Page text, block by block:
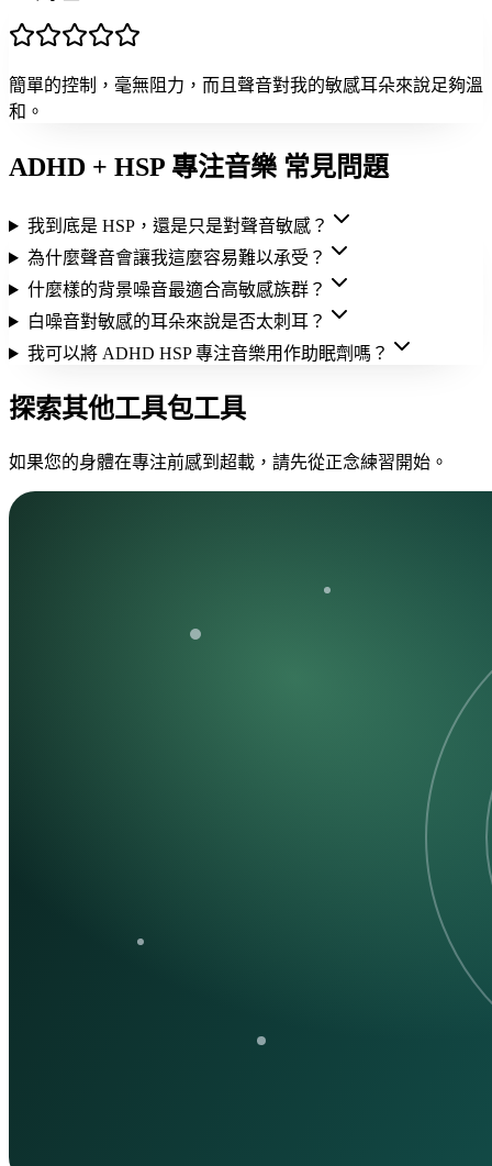
簡單的控制，毫無阻力，而且聲音對我的敏感耳朵來說足夠溫
和。
ADHD + HSP 專注音樂 常見問題
我到底是 HSP，還是只是對聲音敏感？
為什麼聲音會讓我這麼容易難以承受？
什麼樣的背景噪音最適合高敏感族群？
白噪音對敏感的耳朵來說是否太刺耳？
我可以將 ADHD HSP 專注音樂用作助眠劑嗎？
探索其他工具包工具
如果您的身體在專注前感到超載，請先從正念練習開始。